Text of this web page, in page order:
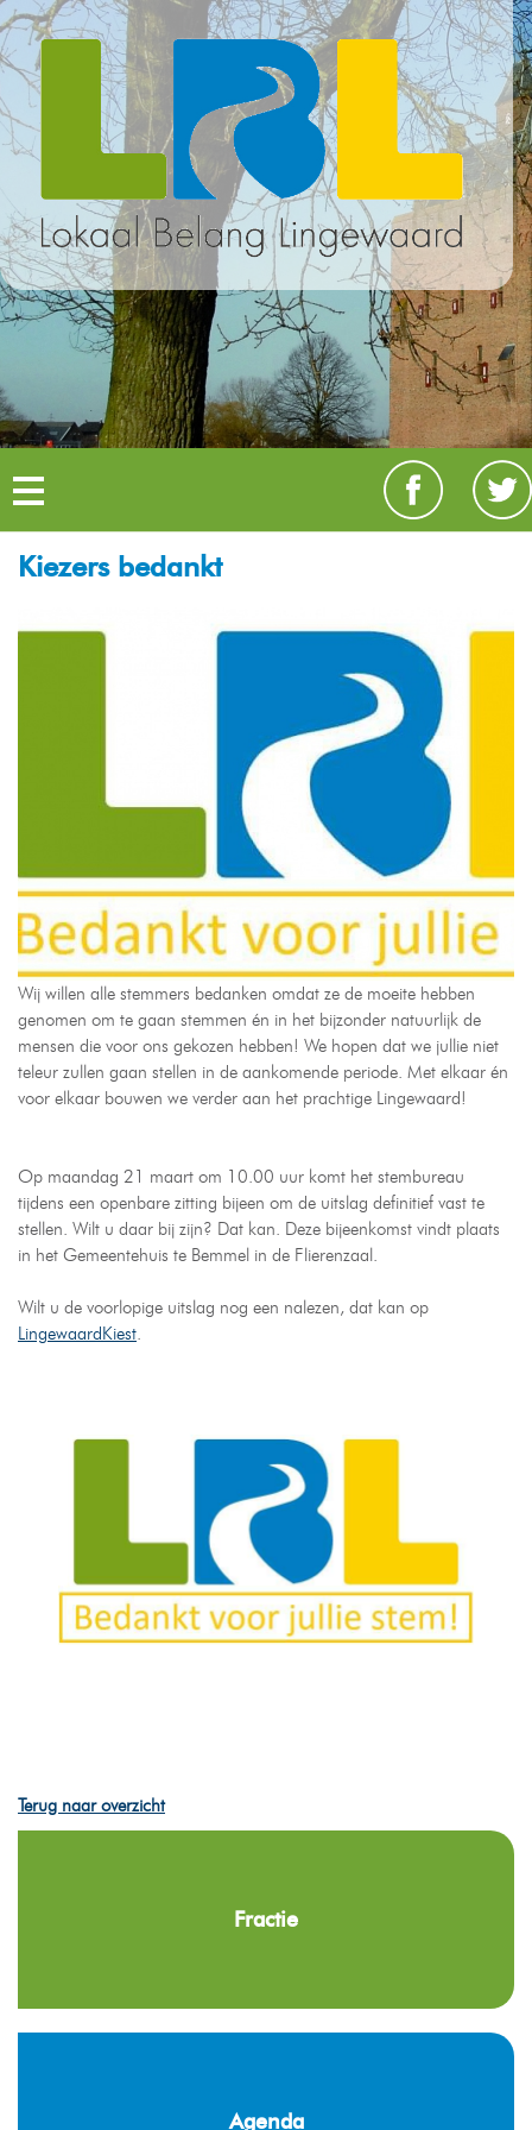
Kiezers bedankt
Wij willen alle stemmers bedanken omdat ze de moeite hebben
genomen om te gaan stemmen én in het bijzonder natuurlijk de
mensen die voor ons gekozen hebben! We hopen dat we jullie niet
teleur zullen gaan stellen in de aankomende periode. Met elkaar én
voor elkaar bouwen we verder aan het prachtige Lingewaard!
Op maandag 21 maart om 10.00 uur komt het stembureau
tijdens een openbare zitting bijeen om de uitslag definitief vast te
stellen. Wilt u daar bij zijn? Dat kan. Deze bijeenkomst vindt plaats
in het Gemeentehuis te Bemmel in de Flierenzaal.
Wilt u de voorlopige uitslag nog een nalezen, dat kan op
LingewaardKiest
Terug naar overzicht
Fractie
Agenda